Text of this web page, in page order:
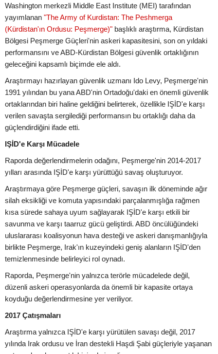
Washington merkezli Middle East Institute (MEI) tarafından
yayımlanan "The Army of Kurdistan: The Peshmerga
(Kürdistan'ın Ordusu: Peşmerge)" başlıklı araştırma, Kürdistan
Bölgesi Peşmerge Güçleri'nin askeri kapasitesini, son on yıldaki
performansını ve ABD-Kürdistan Bölgesi güvenlik ortaklığının
geleceğini kapsamlı biçimde ele aldı.
Araştırmayı hazırlayan güvenlik uzmanı Ido Levy, Peşmerge'nin
1991 yılından bu yana ABD'nin Ortadoğu'daki en önemli güvenlik
ortaklarından biri haline geldiğini belirterek, özellikle IŞİD'e karşı
verilen savaşta sergilediği performansın bu ortaklığı daha da
güçlendirdiğini ifade etti.
IŞİD'e Karşı Mücadele
Raporda değerlendirmelerin odağını, Peşmerge'nin 2014-2017
yılları arasında IŞİD'e karşı yürüttüğü savaş oluşturuyor.
Araştırmaya göre Peşmerge güçleri, savaşın ilk döneminde ağır
silah eksikliği ve komuta yapısındaki parçalanmışlığa rağmen
kısa sürede sahaya uyum sağlayarak IŞİD'e karşı etkili bir
savunma ve karşı taarruz gücü geliştirdi. ABD öncülüğündeki
uluslararası koalisyonun hava desteği ve askeri danışmanlığıyla
birlikte Peşmerge, Irak'ın kuzeyindeki geniş alanların IŞİD'den
temizlenmesinde belirleyici rol oynadı.
Raporda, Peşmerge'nin yalnızca terörle mücadelede değil,
düzenli askeri operasyonlarda da önemli bir kapasite ortaya
koyduğu değerlendirmesine yer veriliyor.
2017 Çatışmaları
Araştırma yalnızca IŞİD'e karşı yürütülen savaşı değil, 2017
yılında Irak ordusu ve İran destekli Haşdi Şabi güçleriyle yaşanan